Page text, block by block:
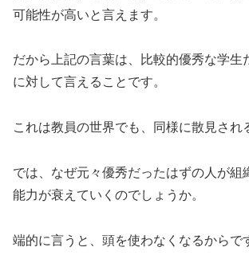
可能性が高いと言えます。
だから上記の言葉は、比較的優秀な学生
に対して言えることです。
これは教員の世界でも、同様に散見され
では、なぜ元々優秀だったはずの人が組
能力が衰えていくのでしょうか。
端的に言うと、頭を使わなくなるからで